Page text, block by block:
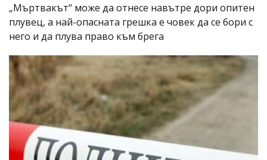
„Мъртвакът“ може да отнесе навътре дори опитен
плувец, а най-опасната грешка е човек да се бори с
него и да плува право към брега